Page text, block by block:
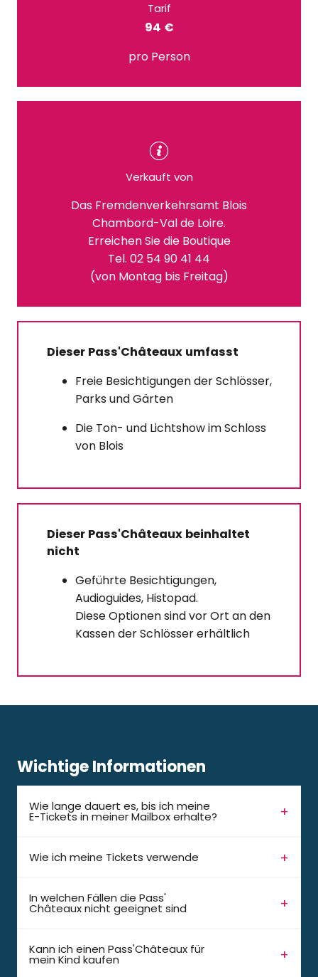
Tarif
94 €
pro Person
Verkauft von
Das Fremdenverkehrsamt Blois
Chambord-Val de Loire.
Erreichen Sie die Boutique
Tel. 02 54 90 41 44
(von Montag bis Freitag)
Dieser Pass'Châteaux umfasst
Freie Besichtigungen der Schlösser,
Parks und Gärten
Die Ton- und Lichtshow im Schloss
von Blois
Dieser Pass'Châteaux beinhaltet
nicht
Geführte Besichtigungen,
Audioguides, Histopad.
Diese Optionen sind vor Ort an den
Kassen der Schlösser erhältlich
Wichtige Informationen
Wie lange dauert es, bis ich meine
E-Tickets in meiner Mailbox erhalte?
Wie ich meine Tickets verwende
In welchen Fällen die Pass'
Châteaux nicht geeignet sind
Kann ich einen Pass'Châteaux für
mein Kind kaufen